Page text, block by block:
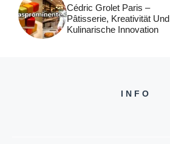
Cédric Grolet Paris –
Pâtisserie, Kreativität Und
Kulinarische Innovation
INFO